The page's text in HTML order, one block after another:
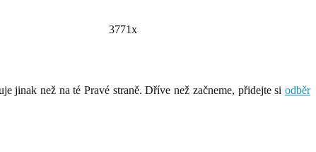
3771x
jinak než na té Pravé straně. Dříve než začneme, přidejte si odběr